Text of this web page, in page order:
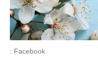
: Facebook